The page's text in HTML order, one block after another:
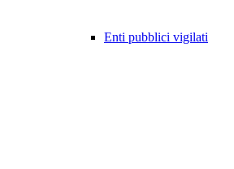
Enti pubblici vigilati